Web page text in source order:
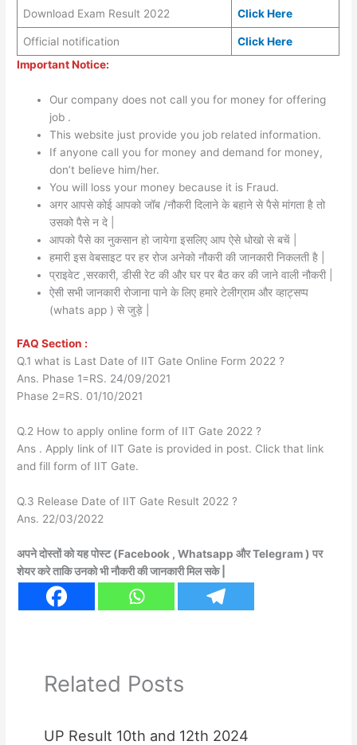
Download Exam Result 2022 Click Here
Official notification
Click Here
Important Notice:
Our company does not call you for money for offering
job .
This website just provide you job related information.
If anyone call you for money and demand for money,
don’t believe him/her.
You will loss your money because it is Fraud.
अगर आपसे कोई आपको जॉब /नौकरी दिलाने के बहाने से पैसे मांगता है तो
उसको पैसे न दे |
आपको पैसे का नुकसान हो जायेगा इसलिए आप ऐसे धोखो से बचें |
हमारी इस वेबसाइट पर हर रोज अनेको नौकरी की जानकारी निकलती है |
प्राइवेट ,सरकारी, डीसी रेट की और घर पर बैठ कर की जाने वाली नौकरी |
ऐसी सभी जानकारी रोजाना पाने के लिए हमारे टेलीग्राम और व्हाट्सप्प
(whats app ) से जुड़े |
FAQ Section :
Q.1 what is Last Date of IIT Gate Online Form 2022 ?
Ans. Phase 1=RS. 24/09/2021
Phase 2=RS. 01/10/2021
Q.2 How to apply online form of IIT Gate 2022 ?
Ans . Apply link of IIT Gate is provided in post. Click that link
and fill form of IIT Gate.
Q.3 Release Date of IIT Gate Result 2022 ?
Ans. 22/03/2022
अपने दोस्तों को यह पोस्ट (Facebook , Whatsapp और Telegram ) पर
शेयर करे ताकि उनको भी नौकरी की जानकारी मिल सके |
Related Posts
UP Result 10th and 12th 2024